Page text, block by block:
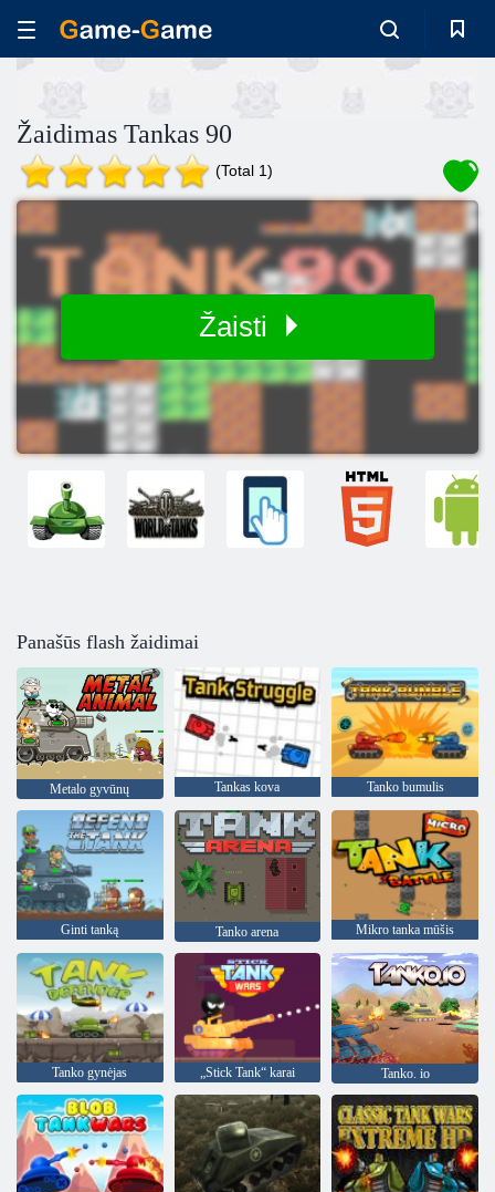
Žaidimas Tankas 90
(Total 1)
Žaisti
Panašūs flash žaidimai
Metalo gyvūnų Tankas kova Tanko bumulis
Ginti tanką Tanko arena Mikro tanka mūšis
Tanko gynėjas „Stick Tank“ karai Tanko. io